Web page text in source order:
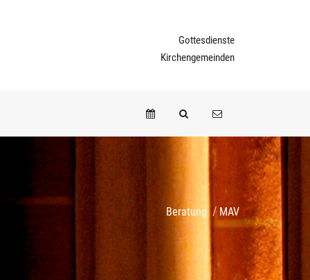
Gottesdienste
Kirchengemeinden
Beratung / MAV